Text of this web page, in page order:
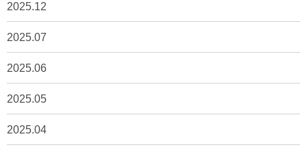
2025.12
2025.07
2025.06
2025.05
2025.04